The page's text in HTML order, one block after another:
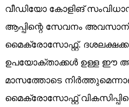
വീഡിയോ കോളിങ്
ആപ്പിന്റെ സേവനം
മൈക്രോസോഫ്റ്റ്.
ഉപയോക്താക്കൾ ഉള്ള ഈ
മാസത്തോടെ
മൈക്രോസോഫ്റ്റ്